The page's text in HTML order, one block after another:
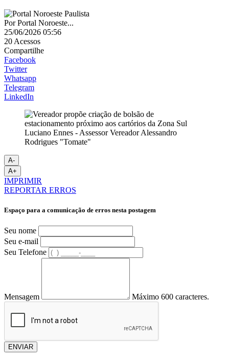
PorPortal Noroeste...
25/06/2026 05:56
20 Acessos
Compartilhe
Facebook
Twitter
Whatsapp
Telegram
LinkedIn
Luciano Ennes - Assessor Vereador Alessandro
Rodrigues "Tomate"
A-
A+
IMPRIMIR
REPORTAR ERROS
Espaço para a comunicação de erros nesta postagem
Seu nome
Seu e-mail
Seu Telefone
Mensagem Máximo 600 caracteres.
ENVIAR